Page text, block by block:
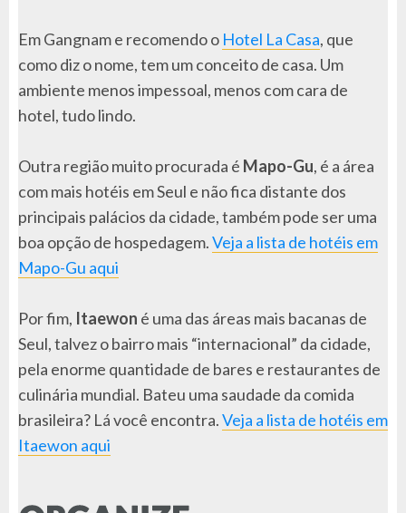
Em Gangnam e recomendo o Hotel La Casa, que
como diz o nome, tem um conceito de casa. Um
ambiente menos impessoal, menos com cara de
hotel, tudo lindo.
Outra região muito procurada é Mapo-Gu, é a área
com mais hotéis em Seul e não fica distante dos
principais palácios da cidade, também pode ser uma
boa opção de hospedagem.Veja a lista de hotéis em
Mapo-Gu aqui
Por fim, Itaewon é uma das áreas mais bacanas de
Seul, talvez o bairro mais “internacional” da cidade,
pela enorme quantidade de bares e restaurantes de
culinária mundial. Bateu uma saudade da comida
brasileira? Lá você encontra.Veja a lista de hotéis em
Itaewon aqui